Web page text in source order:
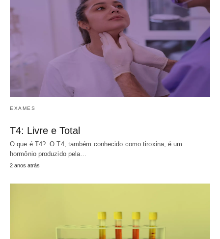
EXAMES
T4: Livre e Total
O que é T4? O T4, também conhecido como tiroxina, é um
hormônio produzido pela…
2 anos atrás